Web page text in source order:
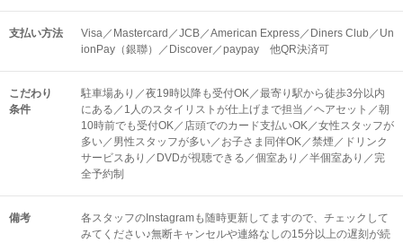
支払い方法
Visa／Mastercard／JCB／American Express／Diners Club／Un
ionPay（銀聯）／Discover／paypay 他QR決済可
こだわり
条件
駐車場あり／夜19時以降も受付OK／最寄り駅から徒歩3分以内
にある／1人のスタイリストが仕上げまで担当／ヘアセット／朝
10時前でも受付OK／店頭でのカード支払いOK／女性スタッフが
多い／男性スタッフが多い／お子さま同伴OK／禁煙／ドリンク
サービスあり／DVDが視聴できる／個室あり／半個室あり／完
全予約制
備考
各スタッフのInstagramも随時更新してますので、チェックして
みてください♪無断キャンセルや連絡なしの15分以上の遅刻が続